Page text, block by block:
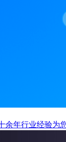
余年行业经验为